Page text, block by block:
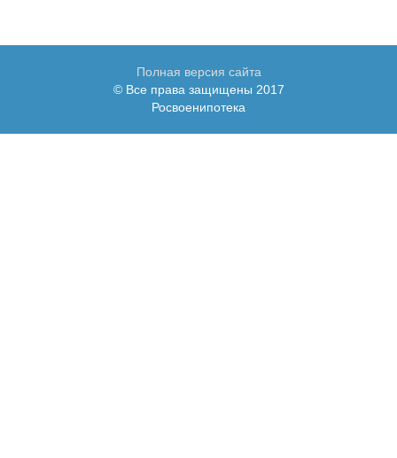
Полная версия сайта
© Все права защищены 2017
Росвоенипотека